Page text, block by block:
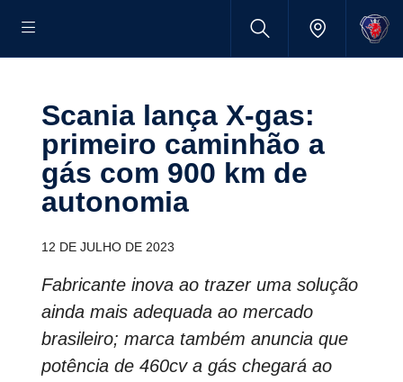
Scania lança X-gas:
primeiro caminhão a
gás com 900 km de
autonomia
12 DE JULHO DE 2023
Fabricante inova ao trazer uma solução
ainda mais adequada ao mercado
brasileiro; marca também anuncia que
potência de 460cv a gás chegará ao